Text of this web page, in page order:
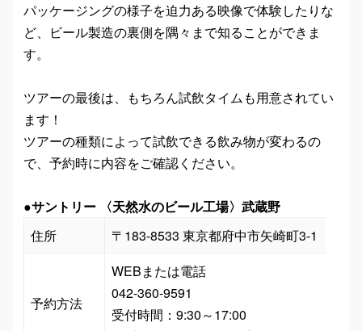
パッケージングの様子を迫力ある映像で体験したりな
ど、ビール製造の裏側を隅々まで知ることができま
す。
ツアーの最後は、もちろん試飲タイムも用意されてい
ます！
ツアーの種類によって試飲できる飲み物が変わるの
で、予約時に内容をご確認ください。
●サントリー 〈天然水のビール工場〉武蔵野
住所
〒183-8533 東京都府中市矢崎町3-1
予約方法
WEBまたは電話
042-360-9591
受付時間：9:30～17:00